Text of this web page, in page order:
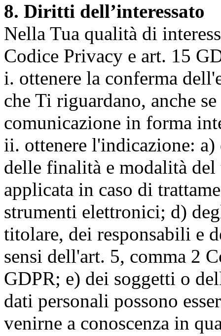
8. Diritti dell’interessato
Nella Tua qualità di
Codice Privacy e art. 15
i. ottenere la conferma
che Ti riguardano, anche
comunicazione in forma
ii. ottenere l'indicazione:
delle finalità e modalità
applicata in caso di
strumenti elettronici; d)
titolare, dei responsabili e
sensi dell'art. 5, comma 2
GDPR; e) dei soggetti o
dati personali possono
venirne a conoscenza in